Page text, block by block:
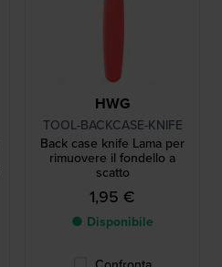
HWG
TOOL-BACKCASE-KNIFE
Back case knife Lama per
rimuovere il fondello a
scatto
1,95 €
● Disponibile